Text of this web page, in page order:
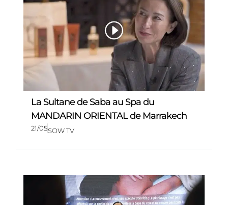
La Sultane de Saba au Spa du
MANDARIN ORIENTAL de Marrakech
21/05SOW TV